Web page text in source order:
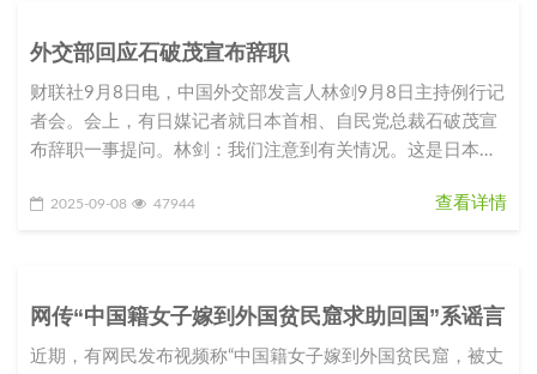
外交部回应石破茂宣布辞职
财联社9月8日电，中国外交部发言人林剑9月8日主持例行记
者会。会上，有日媒记者就日本首相、自民党总裁石破茂宣
布辞职一事提问。林剑：我们注意到有关情况。这是日本的
2025-09-08 47944 查看详情
网传“中国籍女子嫁到外国贫民窟求助回国”系谣言
近期，有网民发布视频称“中国籍女子嫁到外国贫民窟，被丈